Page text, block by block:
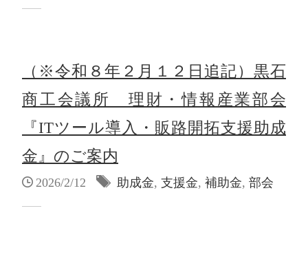
（※令和８年２月１２日追記）黒石
商工会議所 理財・情報産業部会
『ITツール導入・販路開拓支援助成
金』のご案内
2026/2/12 助成金, 支援金, 補助金, 部会